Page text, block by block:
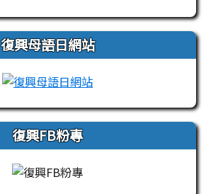
復興母語日網站
link to https://
復興FB粉專